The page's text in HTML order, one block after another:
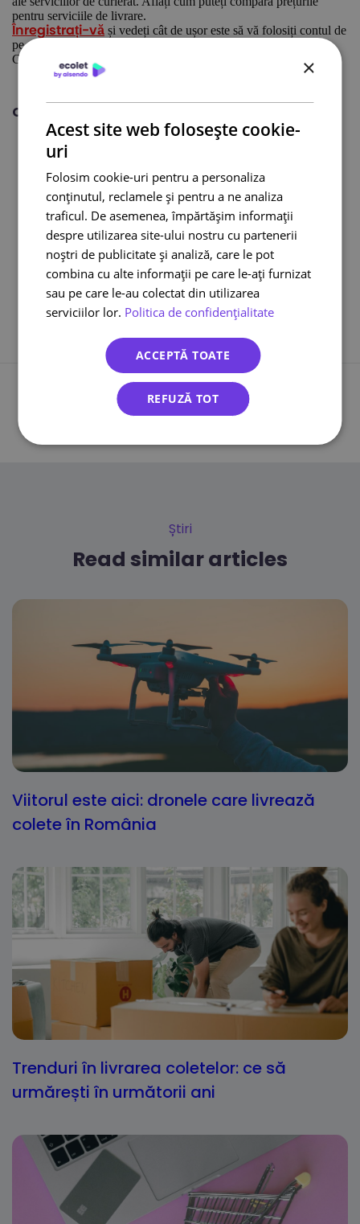
pentru serviciile de livrare.
Înregistrați-vă și vedeți cât de ușor este să vă folosiți contul de
pe test.ecolet.ro/wp/
Citiți, este important:
Scam și phishing – ce este și cum să te aperi?
Citește și:
Curier international
Curier online
DPD curier
Cargus Ship & Go
Integrari eCommerce
Lockere FANbox
Transport bicicleta curier
Înapoi la toate înregistrările
Știri
Read similar articles
Viitorul este aici: dronele care livrează
colete în România
Trenduri în livrarea coletelor: ce să
urmărești în următorii ani
×
Acest site web folosește cookie-
uri
Folosim cookie-uri pentru a personaliza
conținutul, reclamele și pentru a ne analiza
traficul. De asemenea, împărtășim informații
despre utilizarea site-ului nostru cu partenerii
noștri de publicitate și analiză, care le pot
combina cu alte informații pe care le-ați furnizat
sau pe care le-au colectat din utilizarea
serviciilor lor. Politica de confidențialitate
ACCEPTĂ TOATE
REFUZĂ TOT